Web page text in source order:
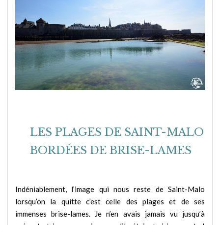
LES PLAGES DE SAINT-MALO
BORDÉES DE BRISE-LAMES
Indéniablement, l’image qui nous reste de Saint-Malo
lorsqu’on la quitte c’est celle des plages et de ses
immenses brise-lames. Je n’en avais jamais vu jusqu’à